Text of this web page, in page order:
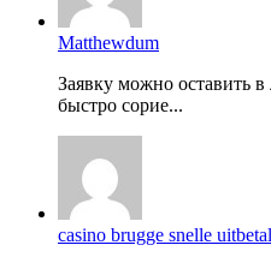
Matthewdum
Заявку можно оставить
быстро сорие...
casino brugge snelle